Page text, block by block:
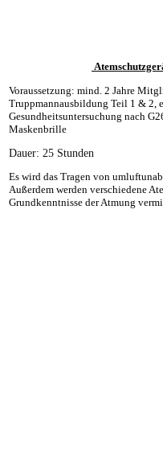
Voraussetzung: mind. 2 Jahre
Truppmannausbildung Teil 1 & 2,
Gesundheitsuntersuchung nach
Maskenbrille
Dauer: 25 Stunden
Es wird das Tragen von
Außerdem werden verschiedene
Grundkenntnisse der Atmung